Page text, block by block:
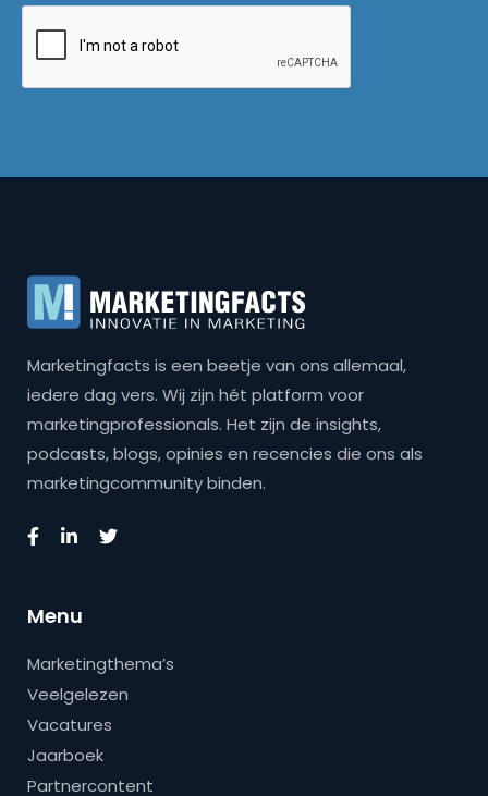
Marketingfacts is een beetje van ons allemaal,
iedere dag vers. Wij zijn hét platform voor
marketingprofessionals. Het zijn de insights,
podcasts, blogs, opinies en recencies die ons als
marketingcommunity binden.
Menu
Marketingthema’s
Veelgelezen
Vacatures
Jaarboek
Partnercontent